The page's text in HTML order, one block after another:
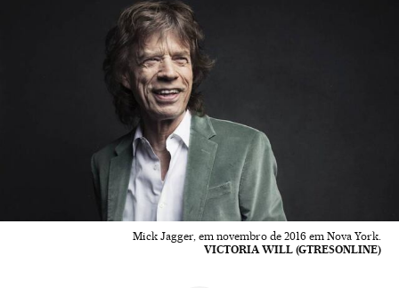
Mick Jagger, em novembro de 2016 em Nova York.
VICTORIA WILL (GTRESONLINE)